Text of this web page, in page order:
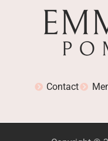
Contact